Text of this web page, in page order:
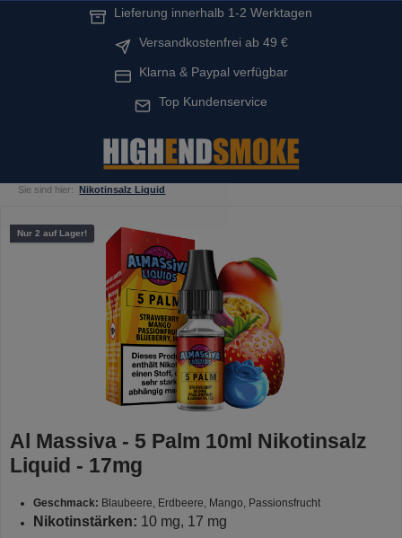
Lieferung innerhalb 1-2 Werktagen
Versandkostenfrei ab 49 €
Klarna & Paypal verfügbar
Top Kundenservice
Sie sind hier: Nikotinsalz Liquid
Bildergalerie überspringen
Nur 2 auf Lager!
Al Massiva - 5 Palm 10ml Nikotinsalz
Liquid - 17mg
Geschmack: Blaubeere, Erdbeere, Mango, Passionsfrucht
Nikotinstärken: 10 mg, 17 mg